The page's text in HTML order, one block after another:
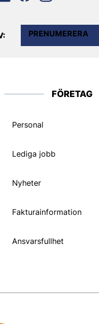
PRENUMERERA
FÖRETAG
Personal
Lediga jobb
Nyheter
Fakturainformation
Ansvarsfullhet